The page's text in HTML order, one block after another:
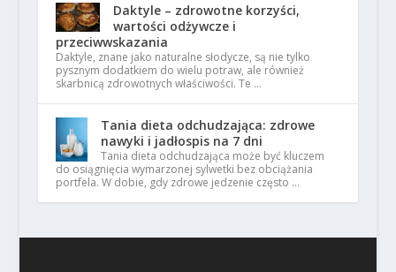
Daktyle – zdrowotne korzyści,
wartości odżywcze i
przeciwwskazania
Daktyle, znane jako naturalne słodycze, są nie tylko
pysznym dodatkiem do wielu potraw, ale również
skarbnicą zdrowotnych właściwości. Te …
Tania dieta odchudzająca: zdrowe
nawyki i jadłospis na 7 dni
Tania dieta odchudzająca może być kluczem
do osiągnięcia wymarzonej sylwetki bez obciążania
portfela. W dobie, gdy zdrowe jedzenie często …